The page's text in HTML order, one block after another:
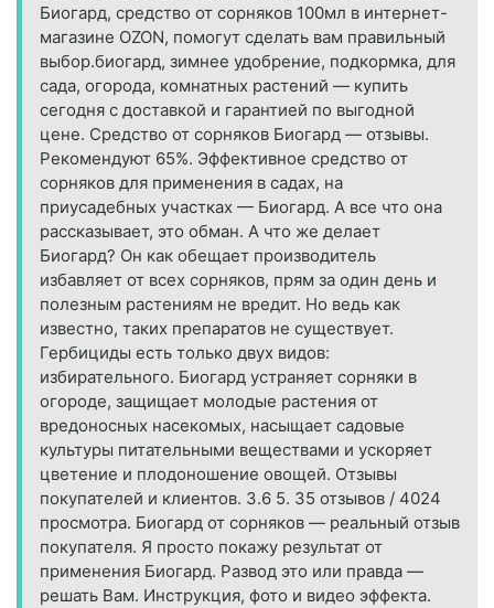
Биогард, средство от сорняков 100мл в интернет-
магазине OZON, помогут сделать вам правильный
выбор.биогард, зимнее удобрение, подкормка, для
сада, огорода, комнатных растений — купить
сегодня c доставкой и гарантией по выгодной
цене. Средство от сорняков Биогард — отзывы.
Рекомендуют 65%. Эффективное средство от
сорняков для применения в садах, на
приусадебных участках — Биогард. А все что она
рассказывает, это обман. А что же делает
Биогард? Он как обещает производитель
избавляет от всех сорняков, прям за один день и
полезным растениям не вредит. Но ведь как
известно, таких препаратов не существует.
Гербициды есть только двух видов:
избирательного. Биогард устраняет сорняки в
огороде, защищает молодые растения от
вредоносных насекомых, насыщает садовые
культуры питательными веществами и ускоряет
цветение и плодоношение овощей. Отзывы
покупателей и клиентов. 3.6 5. 35 отзывов / 4024
просмотра. Биогард от сорняков — реальный отзыв
покупателя. Я просто покажу результат от
применения Биогард. Развод это или правда —
решать Вам. Инструкция, фото и видео эффекта.